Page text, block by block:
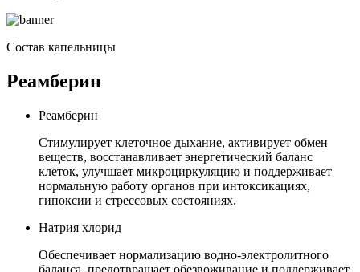
Состав капельницы
Реамберин
Реамберин
Стимулирует клеточное дыхание, активирует обмен
веществ, восстанавливает энергетический баланс
клеток, улучшает микроциркуляцию и поддерживает
нормальную работу органов при интоксикациях,
гипоксии и стрессовых состояниях.
Натрия хлорид
Обеспечивает нормализацию водно-электролитного
баланса, предотвращает обезвоживание и поддерживает